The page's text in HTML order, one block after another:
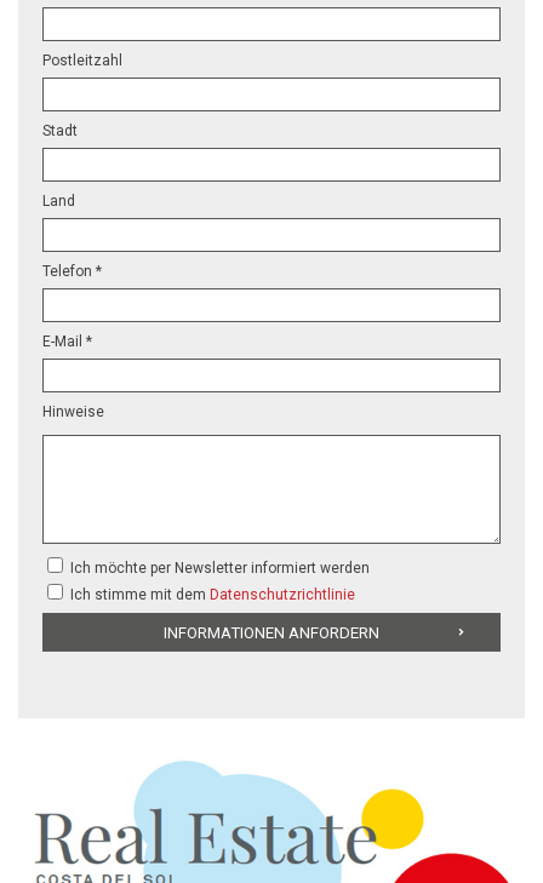
Postleitzahl
Stadt
Land
Telefon *
E-Mail *
Hinweise
Ich möchte per Newsletter informiert werden
Ich stimme mit dem Datenschutzrichtlinie